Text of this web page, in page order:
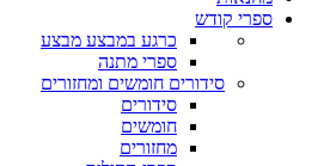
ספרי קודש
כרגע במבצע מבצע
ספרי מתנה
סידורים חומשים ומחזורים
סידורים
חומשים
מחזורים